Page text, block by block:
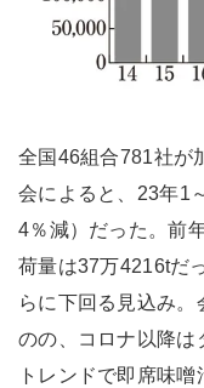
全国46組合781社が
会によると、23年1
4％減）だった。前
荷量は37万4216tだ
らに下回る見込み
のの、コロナ以降は
トレンドで即席味